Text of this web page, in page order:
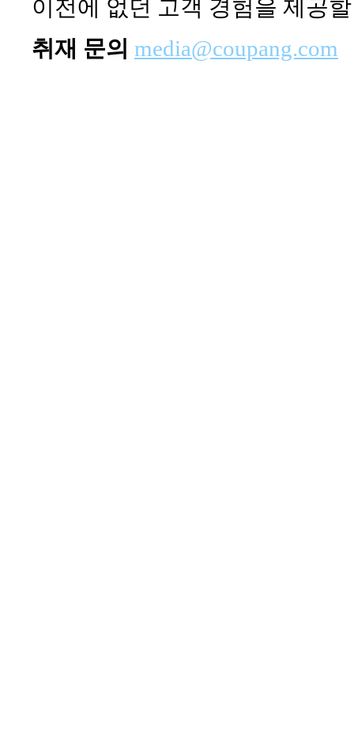
이전에 없던 고객 경험을 제공
취재 문의 media@coupang.com